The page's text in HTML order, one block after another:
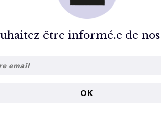
être informé.e de nos